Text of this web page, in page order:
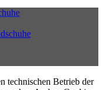
technischen Betrieb der